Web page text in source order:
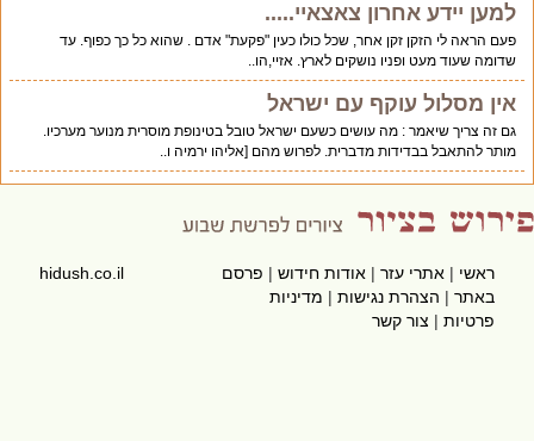
למען יידע אחרון צאצאיי.....
פעם הראה לי הזקן זקן אחר, שכל כולו כעין "פקעת" אדם . שהוא כל כך כפוף. עד
שדומה שעוד מעט ופניו נושקים לארץ. אזיי,הו..
אין מסלול עוקף עם ישראל
גם זה צריך שיאמר : מה עושים כשעם ישראל טובל בטינופת מוסרית מנוער מערכיו.
מותר להתאבל בבדידות מדברית. לפרוש מהם [אליהו ירמיה ו..
ראשי|אתרי עזר|אודות חידוש|פרסם
באתר|הצהרת נגישות|מדיניות
פרטיות|צור קשר
hidush.co.il